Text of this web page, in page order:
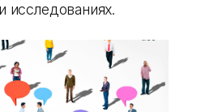
исследованиях.